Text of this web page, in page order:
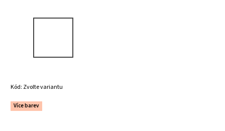
Kód: Zvolte variantu
Více barev